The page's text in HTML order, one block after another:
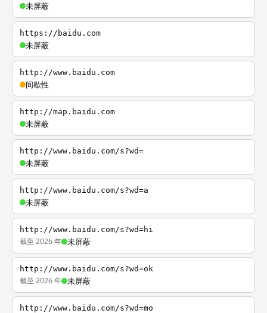
未屏蔽
https://baidu.com
未屏蔽
http://www.baidu.com
间歇性
http://map.baidu.com
未屏蔽
http://www.baidu.com/s?wd=
未屏蔽
http://www.baidu.com/s?wd=a
未屏蔽
http://www.baidu.com/s?wd=hi
截至 2026 年 未屏蔽
http://www.baidu.com/s?wd=ok
截至 2026 年 未屏蔽
http://www.baidu.com/s?wd=mo